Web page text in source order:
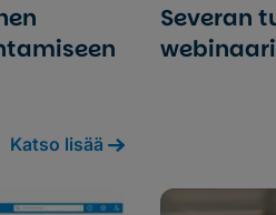
Katso lisää
Severan